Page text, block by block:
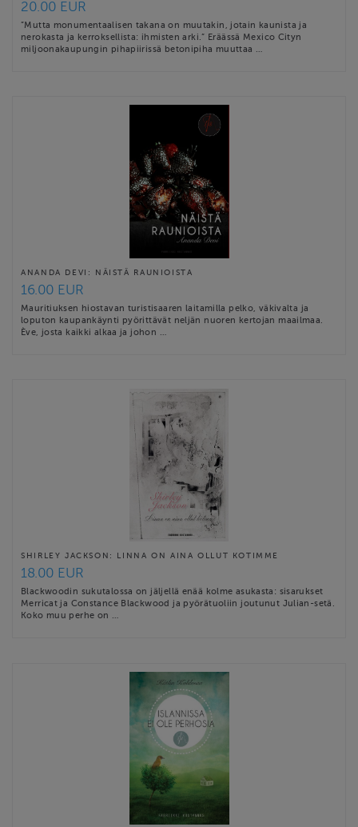
20.00 EUR
”Mutta monumentaalisen takana on muutakin, jotain kaunista ja
nerokasta ja kerroksellista: ihmisten arki.” Eräässä Mexico Cityn
miljoonakaupungin pihapiirissä betonipiha muuttaa …
ANANDA DEVI: NÄISTÄ RAUNIOISTA
16.00 EUR
Mauritiuksen hiostavan turistisaaren laitamilla pelko, väkivalta ja
loputon kaupankäynti pyörittävät neljän nuoren kertojan maailmaa.
Ève, josta kaikki alkaa ja johon …
SHIRLEY JACKSON: LINNA ON AINA OLLUT KOTIMME
18.00 EUR
Blackwoodin sukutalossa on jäljellä enää kolme asukasta: sisarukset
Merricat ja Constance Blackwood ja pyörätuoliin joutunut Julian-setä.
Koko muu perhe on …